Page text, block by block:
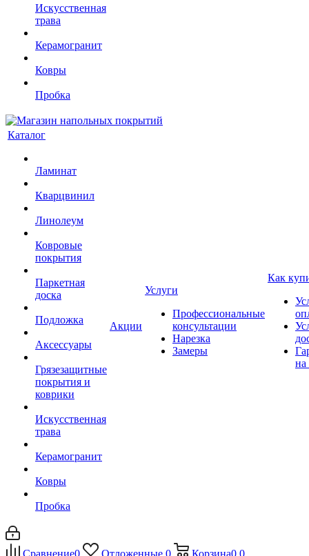
Искусственная
трава
Керамогранит
Ковры
Пробка
Каталог
Ламинат
Кварцвинил
Линолеум
Ковровые
покрытия
Паркетная
доска
Подложка
Аксессуары
Грязезащитные
покрытия и
коврики
Искусственная
трава
Керамогранит
Ковры
Пробка
Акции
Услуги
Профессиональные
консультации
Нарезка
Замеры
Как
на
Сравнение0 Отложенные 0 Корзина0 0